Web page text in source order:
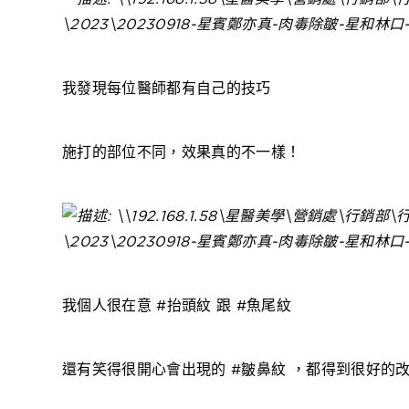
我發現每位醫師都有自己的技巧
施打的部位不同，效果真的不一樣！
我個人很在意 #抬頭紋 跟 #魚尾紋
還有笑得很開心會出現的 #皺鼻紋 ，都得到很好的